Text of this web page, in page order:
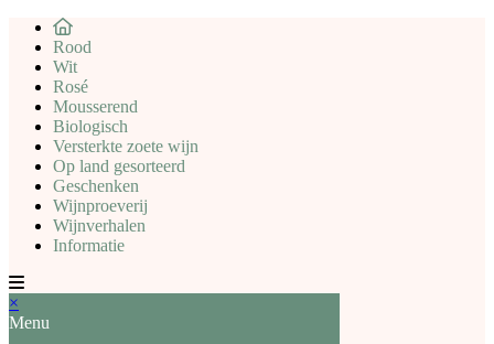
Rood
Wit
Rosé
Mousserend
Biologisch
Versterkte zoete wijn
Op land gesorteerd
Geschenken
Wijnproeverij
Wijnverhalen
Informatie
×
Menu